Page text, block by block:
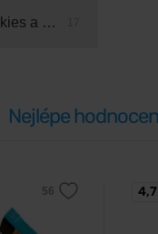
Proteinové tyčinky, cookies a brownies
Nejlépe
4,7